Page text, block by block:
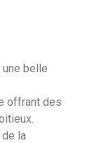
belle
offrant des
la